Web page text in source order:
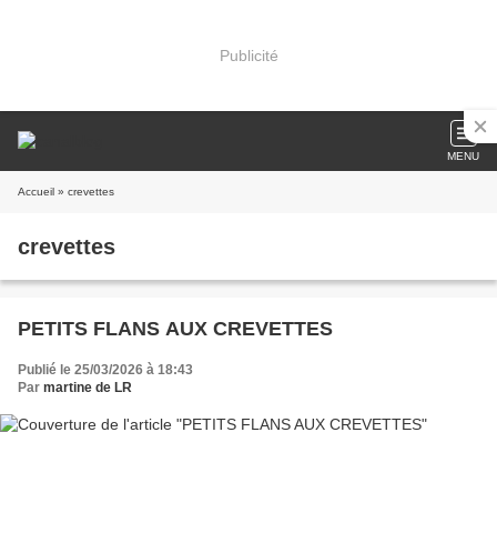
Publicité
MENU
Accueil » crevettes
crevettes
PETITS FLANS AUX CREVETTES
Publié le 25/03/2026 à 18:43
Par martine de LR